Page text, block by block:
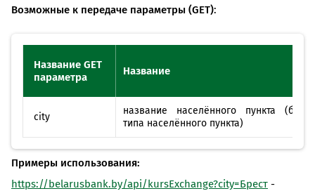
Возможные к передаче параметры (GET):
Название GET
параметра
Название
city
название населённого пункта (без
типа населённого пункта)
Примеры использования:
https://belarusbank.by/api/kursExchange?city=Брест -